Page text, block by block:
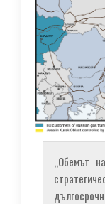
„Обемът